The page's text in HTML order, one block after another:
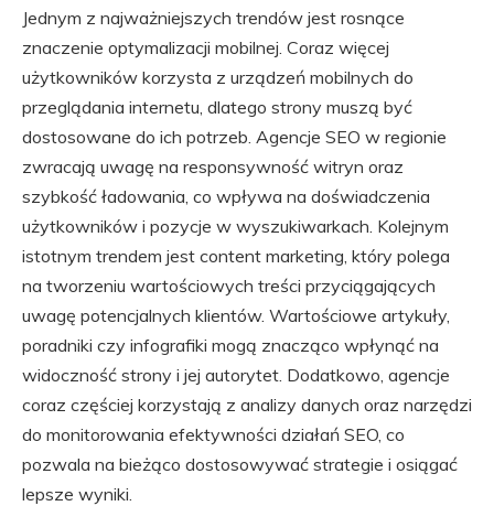
Jednym z najważniejszych trendów jest rosnące
znaczenie optymalizacji mobilnej. Coraz więcej
użytkowników korzysta z urządzeń mobilnych do
przeglądania internetu, dlatego strony muszą być
dostosowane do ich potrzeb. Agencje SEO w regionie
zwracają uwagę na responsywność witryn oraz
szybkość ładowania, co wpływa na doświadczenia
użytkowników i pozycje w wyszukiwarkach. Kolejnym
istotnym trendem jest content marketing, który polega
na tworzeniu wartościowych treści przyciągających
uwagę potencjalnych klientów. Wartościowe artykuły,
poradniki czy infografiki mogą znacząco wpłynąć na
widoczność strony i jej autorytet. Dodatkowo, agencje
coraz częściej korzystają z analizy danych oraz narzędzi
do monitorowania efektywności działań SEO, co
pozwala na bieżąco dostosowywać strategie i osiągać
lepsze wyniki.